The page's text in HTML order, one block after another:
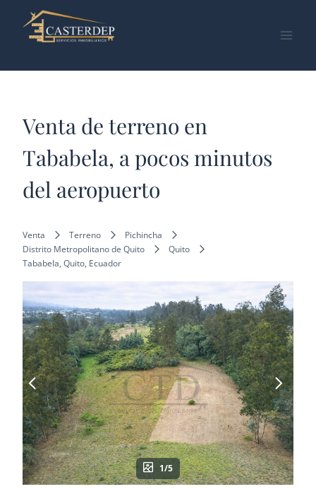
contenido
Venta de terreno en
Tababela, a pocos minutos
del aeropuerto
Venta Terreno
Pichincha
Distrito Metropolitano de Quito
Quito
Tababela, Quito, Ecuador
1/5